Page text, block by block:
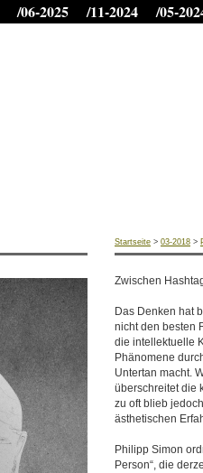
/06-2025 /11-2024 /05-
Startseite > 03-2018 >
Zwischen
Das Denken hat
nicht den besten
die intellektuelle
Phänomene
Untertan macht.
überschreitet die
zu oft blieb
ästhetischen
Philipp Simon
Person“, die